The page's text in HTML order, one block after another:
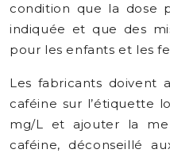
condition que la dose
indiquée et que des
pour les enfants et les
Les fabricants doivent
caféine sur l’étiquette
mg/L et ajouter la
caféine, déconseillé